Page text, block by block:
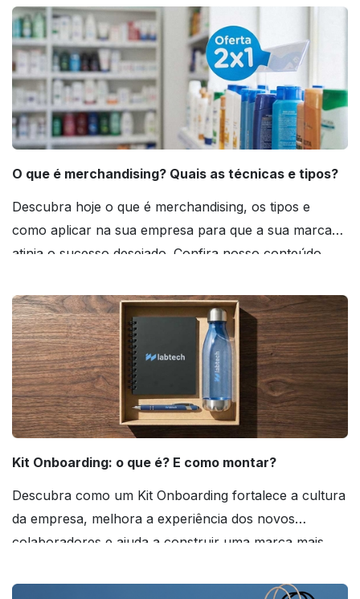
O que é merchandising? Quais as técnicas e tipos?
Descubra hoje o que é merchandising, os tipos e
como aplicar na sua empresa para que a sua marca
atinja o sucesso desejado. Confira nosso conteúdo
Kit Onboarding: o que é? E como montar?
Descubra como um Kit Onboarding fortalece a cultura
da empresa, melhora a experiência dos novos
colaboradores e ajuda a construir uma marca mais